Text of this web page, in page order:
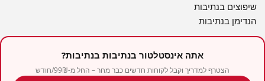
שיפוצים בנתיבות
הנדימן בנתיבות
אתה אינסטלטור בנתיבות בנתיבות?
הצטרף למדריך וקבל לקוחות חדשים כבר מחר – החל מ-99₪/חודש